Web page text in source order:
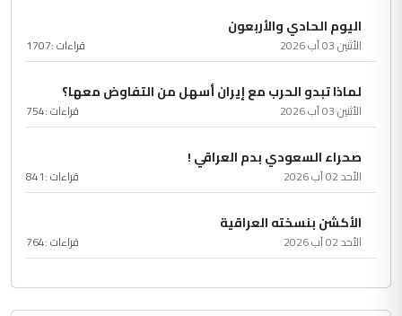
اليوم الحادي والأربعون
الأثنين 03 آب 2026 قراءات :1707
لماذا تبدو الحرب مع إيران أسهل من التفاوض معها؟
الأثنين 03 آب 2026 قراءات :754
صحراء السعودي بدم العراقي !
الأحد 02 آب 2026 قراءات :841
الأكشن بنسخته العراقية
الأحد 02 آب 2026 قراءات :764